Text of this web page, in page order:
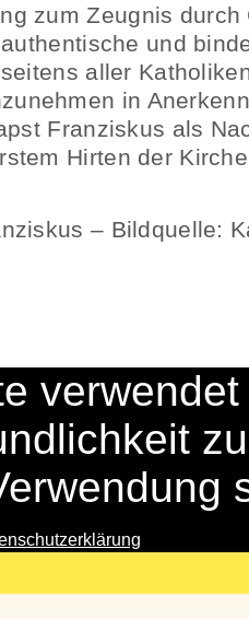
zum Zeugnis
und
aller
in
Franziskus als
Hirten der
– Bildquelle: